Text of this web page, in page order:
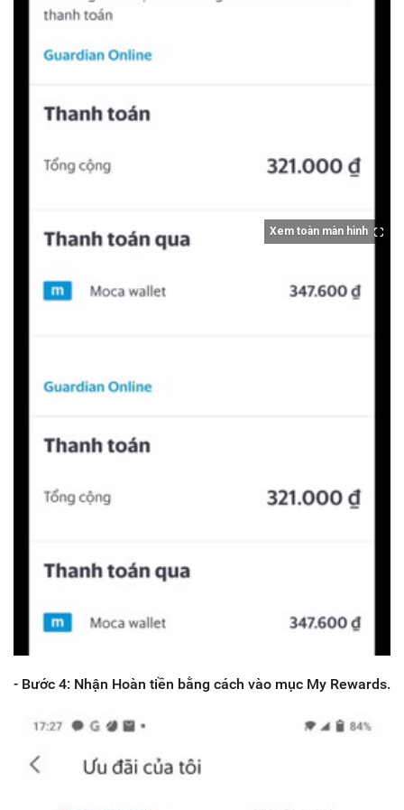
Xem toàn màn hình
- Bước 4: Nhận Hoàn tiền bằng cách vào mục My Rewards.